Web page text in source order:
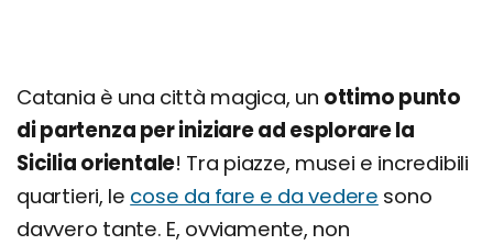
Catania è una città magica, un ottimo punto
di partenza per iniziare ad esplorare la
Sicilia orientale! Tra piazze, musei e incredibili
quartieri, le cose da fare e da vedere sono
davvero tante. E, ovviamente, non